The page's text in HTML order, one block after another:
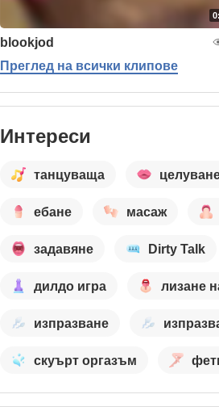
blookjod
Преглед на всички клипове
Интереси
танцуваща
ебане масаж
задавяне Dirty Talk
дилдо игра лизане
изпразване
скуърт оргазъм